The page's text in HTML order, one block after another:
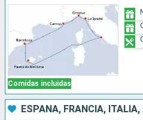
Comidas incluidas
ESPAÑA, FRANCIA,